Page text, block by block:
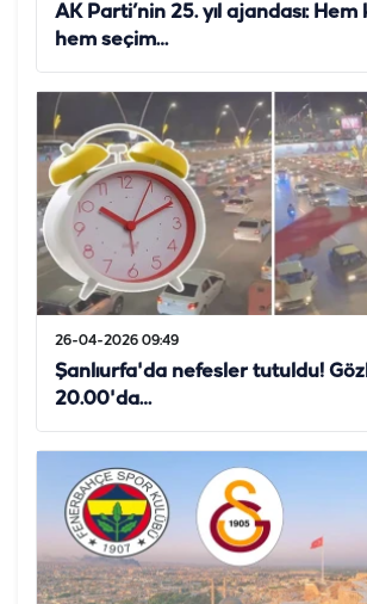
AK Parti’nin 25. yıl ajandası:
hem seçim…
26-04-2026 09:49
Şanlıurfa'da nefesler tutuldu!
20.00'da…